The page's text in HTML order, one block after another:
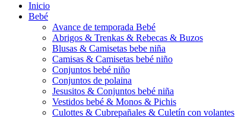
Inicio
Bebé
Avance de temporada Bebé
Abrigos & Trenkas & Rebecas & Buzos
Blusas & Camisetas bebe niña
Camisas & Camisetas bebé niño
Conjuntos bebé niño
Conjuntos de polaina
Jesusitos & Conjuntos bebé niña
Vestidos bebé & Monos & Pichis
Culottes & Cubrepañales & Culetín con volantes